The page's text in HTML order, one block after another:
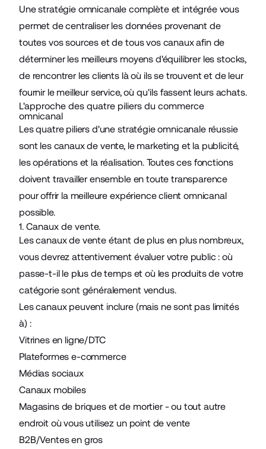
Une stratégie omnicanale complète et intégrée vous
permet de centraliser les données provenant de
toutes vos sources et de tous vos canaux afin de
déterminer les meilleurs moyens d'équilibrer les stocks,
de rencontrer les clients là où ils se trouvent et de leur
fournir le meilleur service, où qu'ils fassent leurs achats.
L'approche des quatre piliers du commerce
omnicanal
Les quatre piliers d'une stratégie omnicanale réussie
sont les canaux de vente, le marketing et la publicité,
les opérations et la réalisation. Toutes ces fonctions
doivent travailler ensemble en toute transparence
pour offrir la meilleure expérience client omnicanal
possible.
1. Canaux de vente.
Les canaux de vente étant de plus en plus nombreux,
vous devrez attentivement évaluer votre public : où
passe-t-il le plus de temps et où les produits de votre
catégorie sont généralement vendus.
Les canaux peuvent inclure (mais ne sont pas limités
à) :
Vitrines en ligne/DTC
Plateformes e-commerce
Médias sociaux
Canaux mobiles
Magasins de briques et de mortier - ou tout autre
endroit où vous utilisez un point de vente
B2B/Ventes en gros